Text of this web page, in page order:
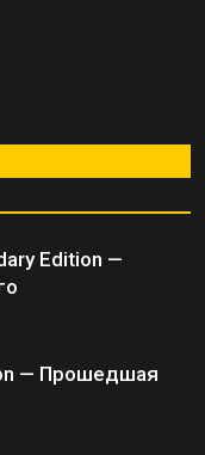
Edition —
— Прошедшая